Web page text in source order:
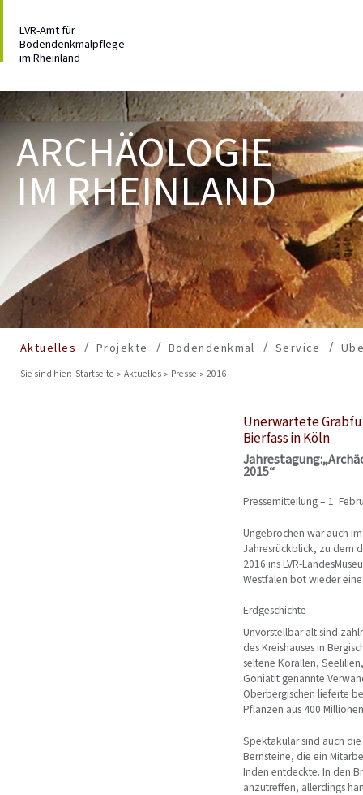
LVR-Amt für
Bodendenkmalpflege
im Rheinland
ARCHÄOLOGIE
IM RHEINLAND
Aktuelles Projekte Bodendenkmal Service
Sie sind hier: Startseite Aktuelles Presse 2016
Unerwartete
Bierfass in Köln
2015“
Pressemitteilung – 1.
Ungebrochen war auch
Jahresrückblick, zu dem
2016 ins LVR-
Westfalen bot wieder
Erdgeschichte
Unvorstellbar alt sind
des Kreishauses in
seltene Korallen,
Goniatit genannte
Oberbergischen lieferte
Pflanzen aus 400
Spektakulär sind auch
Bernsteine, die ein
Inden entdeckte. In den
anzutreffen, allerdings